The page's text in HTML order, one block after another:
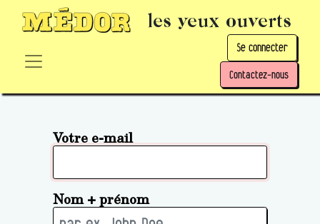
les yeux ouverts
Se connecter
Contactez-nous
Votre e-mail
Nom + prénom